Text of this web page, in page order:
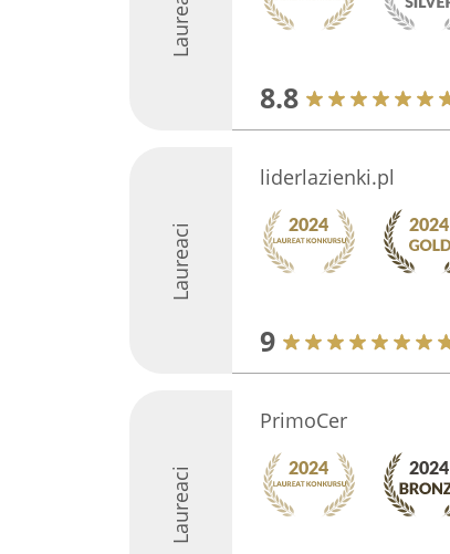
Laureaci
8.8
Laureaci
liderlazienki.pl
9
Laureaci
PrimoCer